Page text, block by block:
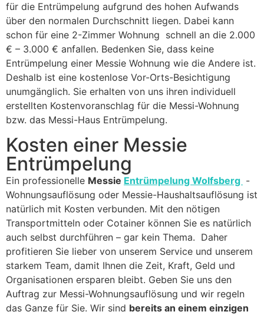
für die Entrümpelung aufgrund des hohen Aufwands
über den normalen Durchschnitt liegen. Dabei kann
schon für eine 2-Zimmer Wohnung schnell an die 2.000
€ – 3.000 € anfallen. Bedenken Sie, dass keine
Entrümpelung einer Messie Wohnung wie die Andere ist.
Deshalb ist eine kostenlose Vor-Orts-Besichtigung
unumgänglich. Sie erhalten von uns ihren individuell
erstellten Kostenvoranschlag für die Messi-Wohnung
bzw. das Messi-Haus Entrümpelung.
Kosten einer Messie
Entrümpelung
Ein professionelle Messie Entrümpelung Wolfsberg -
Wohnungsauflösung oder Messie-Haushaltsauflösung ist
natürlich mit Kosten verbunden. Mit den nötigen
Transportmitteln oder Cotainer können Sie es natürlich
auch selbst durchführen – gar kein Thema. Daher
profitieren Sie lieber von unserem Service und unserem
starkem Team, damit Ihnen die Zeit, Kraft, Geld und
Organisationen ersparen bleibt. Geben Sie uns den
Auftrag zur Messi-Wohnungsauflösung und wir regeln
das Ganze für Sie. Wir sind bereits an einem einzigen